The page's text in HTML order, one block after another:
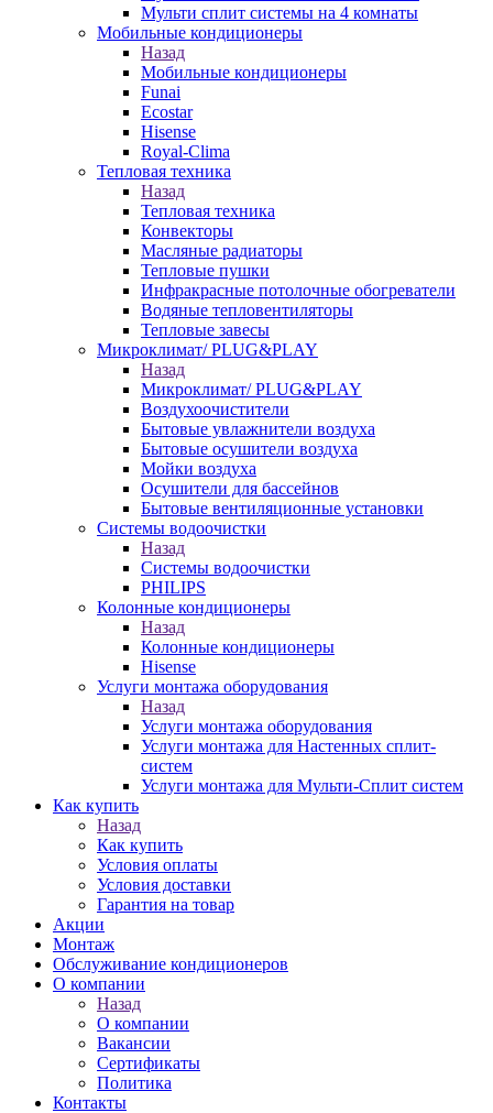
Мульти сплит системы на 4 комнаты
Мобильные кондиционеры
Назад
Мобильные кондиционеры
Funai
Ecostar
Hisense
Royal-Clima
Тепловая техника
Назад
Тепловая техника
Конвекторы
Масляные радиаторы
Тепловые пушки
Инфракрасные потолочные обогреватели
Водяные тепловентиляторы
Тепловые завесы
Микроклимат/ PLUG&PLAY
Назад
Микроклимат/ PLUG&PLAY
Воздухоочистители
Бытовые увлажнители воздуха
Бытовые осушители воздуха
Мойки воздуха
Осушители для бассейнов
Бытовые вентиляционные установки
Системы водоочистки
Назад
Системы водоочистки
PHILIPS
Колонные кондиционеры
Назад
Колонные кондиционеры
Hisense
Услуги монтажа оборудования
Назад
Услуги монтажа оборудования
Услуги монтажа для Настенных сплит-
систем
Услуги монтажа для Мульти-Сплит систем
Как купить
Назад
Как купить
Условия оплаты
Условия доставки
Гарантия на товар
Акции
Монтаж
Обслуживание кондиционеров
О компании
Назад
О компании
Вакансии
Сертификаты
Политика
Контакты